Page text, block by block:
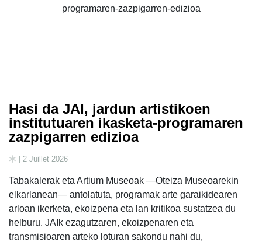
Hasi da JAI, jardun artistikoen
institutuaren ikasketa-programaren
zazpigarren edizioa
| 2 Juillet 2026
Tabakalerak eta Artium Museoak —Oteiza Museoarekin
elkarlanean— antolatuta, programak arte garaikidearen
arloan ikerketa, ekoizpena eta lan kritikoa sustatzea du
helburu. JAIk ezagutzaren, ekoizpenaren eta
transmisioaren arteko loturan sakondu nahi du,